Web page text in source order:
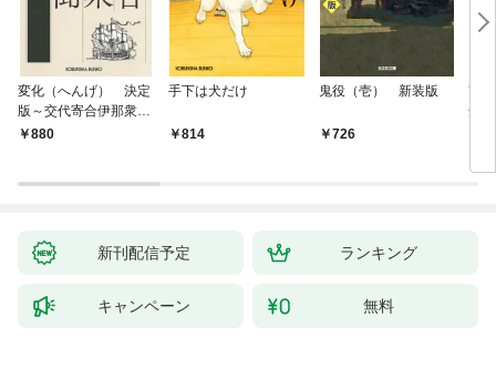
変化（へんげ） 決定
版～交代寄合伊那衆異
聞（1）～
880
手下は犬だけ
814
鬼役（壱） 新装版
726
南
舟
新刊配信予定 ランキング
キャンペーン 無料